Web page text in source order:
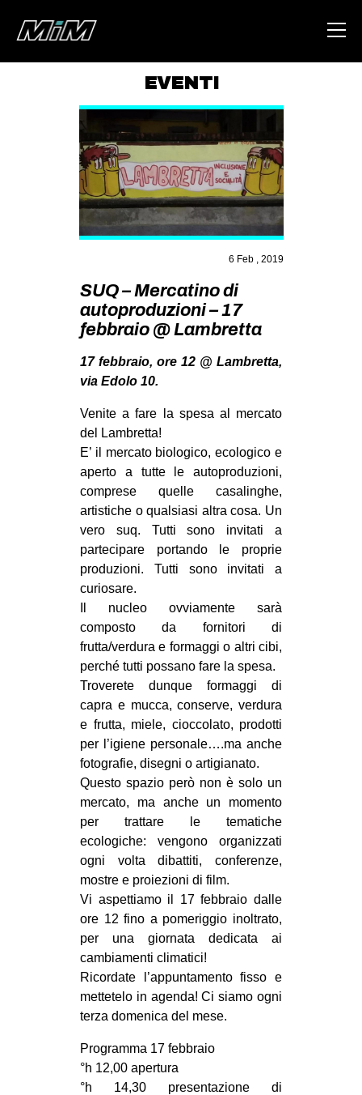
ABOUT
AREA
DEGENERAZIONE
GAZA FREESTYLE
CSOA LAMBRETTA
MSM
STUDENTI TSUNAMI
ZAM
MILANO
SPORT POPOLARE
MOVIMENTI
AMBIENTE
ANTIFASCISMO
DIRITTO ALL’ABITARE
MIGRAZIONI
PRECARIATO
REPRESSIONE
STUDENTI
CULTURE
ARTE
CINEMA
MANIFESTI
MUSICA
RECENSIONI
INTERNAZIONALE
AFRICA
ESTREMO ORIENTE
EUROPA
MEDIO ORIENTE
EVENTI
6 Feb , 2019
SUQ – Mercatino di
autoproduzioni – 17
febbraio @ Lambretta
17 febbraio, ore 12 @ Lambretta,
via Edolo 10.
Venite a fare la spesa al mercato
del Lambretta!
E’ il mercato biologico, ecologico e
aperto a tutte le autoproduzioni,
comprese quelle casalinghe,
artistiche o qualsiasi altra cosa. Un
vero suq. Tutti sono invitati a
partecipare portando le proprie
produzioni. Tutti sono invitati a
curiosare.
Il nucleo ovviamente sarà
composto da fornitori di
frutta/verdura e formaggi o altri cibi,
perché tutti possano fare la spesa.
Troverete dunque formaggi di
capra e mucca, conserve, verdura
e frutta, miele, cioccolato, prodotti
per l’igiene personale….ma anche
fotografie, disegni o artigianato.
Questo spazio però non è solo un
mercato, ma anche un momento
per trattare le tematiche
ecologiche: vengono organizzati
ogni volta dibattiti, conferenze,
mostre e proiezioni di film.
Vi aspettiamo il 17 febbraio dalle
ore 12 fino a pomeriggio inoltrato,
per una giornata dedicata ai
cambiamenti climatici!
Ricordate l’appuntamento fisso e
mettetelo in agenda! Ci siamo ogni
terza domenica del mese.
Programma 17 febbraio
°h 12,00 apertura
°h 14,30 presentazione di